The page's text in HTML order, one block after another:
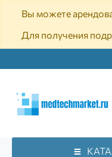
Вы можете
Для получения